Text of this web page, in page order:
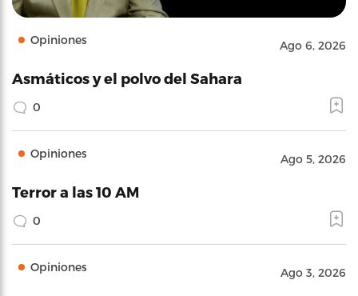
Opiniones Ago 6, 2026
Asmáticos y el polvo del Sahara
0
Opiniones Ago 5, 2026
Terror a las 10 AM
0
Opiniones Ago 3, 2026